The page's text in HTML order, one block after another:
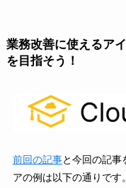
業務改善に使えるア
を目指そう！
前回の記事と今回の記事
アの例は以下の通りです。